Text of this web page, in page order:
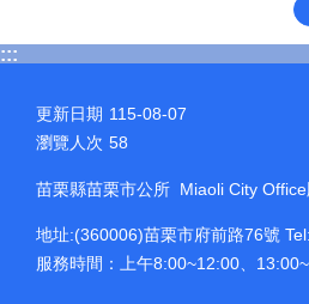
:::
更新日期 115-08-07
瀏覽人次 58
苗栗縣苗栗市公所 Miaoli City Office
地址:(360006)苗栗市府前路76號
服務時間：上午8:00~12:00、